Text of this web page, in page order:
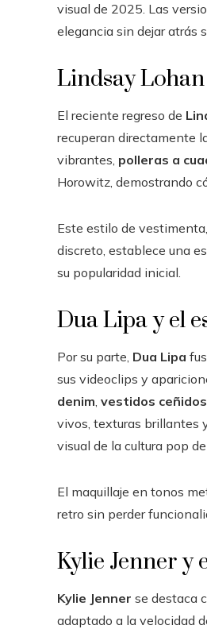
visual de 2025. Las
elegancia sin dejar atrás
Lindsay
El reciente regreso de
recuperan directamente
vibrantes, polleras a
Horowitz, demostrando
Este estilo de
discreto, establece una
su popularidad inicial.
Dua Lipa y el
Por su parte, Dua Lipa
sus videoclips y
denim, vestidos ceñidos
vivos, texturas brillantes
visual de la cultura pop
El maquillaje en tonos
retro sin perder
Kylie Jenner y
Kylie Jenner se destaca
adaptado a la velocidad